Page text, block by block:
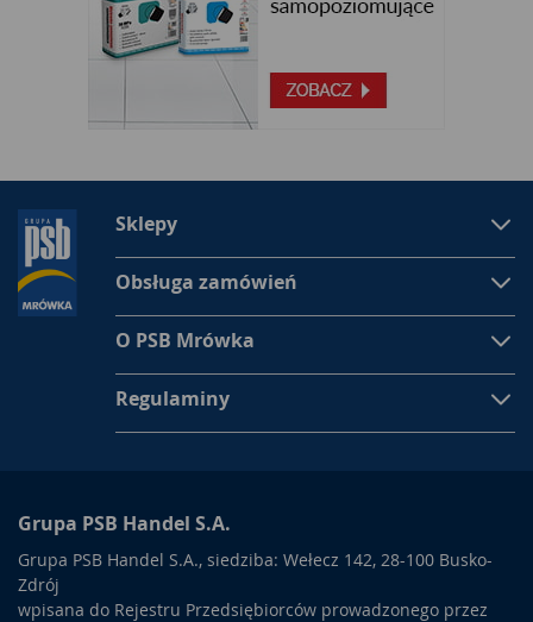
Sklepy
Obsługa zamówień
O PSB Mrówka
Regulaminy
Grupa PSB Handel S.A.
Grupa PSB Handel S.A., siedziba: Wełecz 142, 28-100 Busko-
Zdrój
wpisana do Rejestru Przedsiębiorców prowadzonego przez